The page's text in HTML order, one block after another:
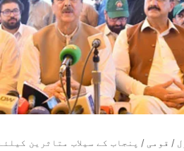
/ قومی / پنجاب کے سیلاب متاثرین